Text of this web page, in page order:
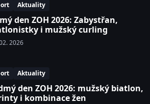
Aktuality
den ZOH 2026: Zabystřan,
i mužský curling
2026
Aktuality
den ZOH 2026: mužský biatlon,
i kombinace žen